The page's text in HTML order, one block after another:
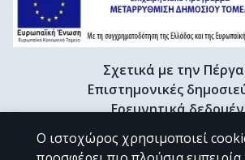
Σχετικά με την
Επιστημονικές
Ερευνητικά
Διδακτορικές διατριβές &
Προφίλ Ερευνητή
Ο ιστοχώρος χρησιμοποιεί